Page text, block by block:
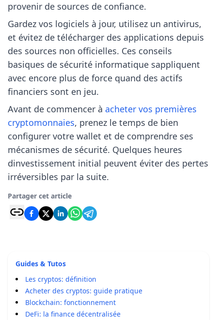
provenir de sources de confiance.
Gardez vos logiciels à jour, utilisez un antivirus,
et évitez de télécharger des applications depuis
des sources non officielles. Ces conseils
basiques de sécurité informatique sappliquent
avec encore plus de force quand des actifs
financiers sont en jeu.
Avant de commencer à acheter vos premières
cryptomonnaies, prenez le temps de bien
configurer votre wallet et de comprendre ses
mécanismes de sécurité. Quelques heures
dinvestissement initial peuvent éviter des pertes
irréversibles par la suite.
Partager cet article
Guides & Tutos
Les cryptos: définition
Acheter des cryptos: guide pratique
Blockchain: fonctionnement
DeFi: la finance décentralisée